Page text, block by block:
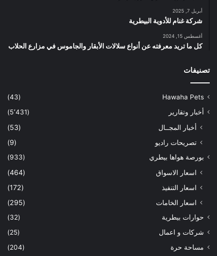
أبريل 7, 2025
شركة غنام للأدوية البيطرية
أغسطس 15, 2024
كل ما تريد معرفته عن أنواع سلالات الأبقار والجاموس في مزارع الحلاب
تصنيفات
Hawaha Pets
(43)
أخبار وتقارير
(5٬431)
أخبار المجــال
(53)
تصريحات راديو
(9)
بورصة هواها بيطري (933)
اسعار الاسواق
(464)
اسعار التنفيذ
(172)
اسعار الخامات
(295)
حوارات بيطرية
(32)
شركات و اعمال
(25)
مساحة حرة
(204)